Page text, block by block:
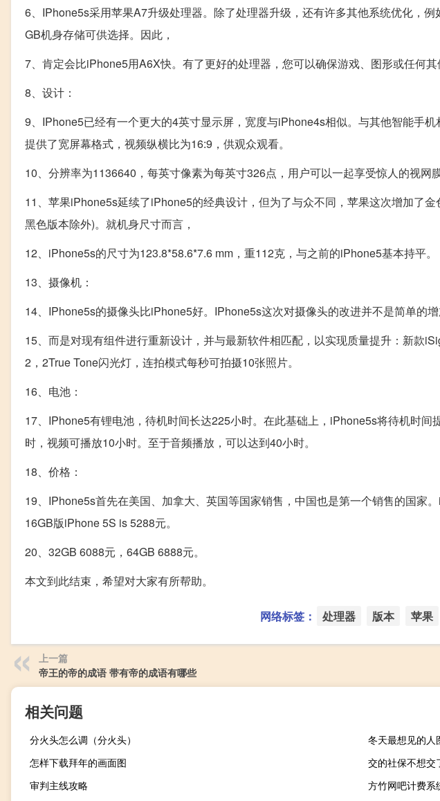
6、IPhone5s采用苹果A7升级处理器。除了处理器升级，还有许多其他系统优化，
GB机身存储可供选择。因此，
7、肯定会比iPhone5用A6X快。有了更好的处理器，您可以确保游戏、图形或任何其
8、设计：
9、IPhone5已经有一个更大的4英寸显示屏，宽度与iPhone4s相似。与其他智能手
提供了宽屏幕格式，视频纵横比为16:9，供观众观看。
10、分辨率为1136640，每英寸像素为每英寸326点，用户可以一起享受惊人的视网膜
11、苹果iPhone5s延续了iPhone5的经典设计，但为了与众不同，苹果这次增加了
黑色版本除外)。就机身尺寸而言，
12、iPhone5s的尺寸为123.8*58.6*7.6 mm，重112克，与之前的iPhone5基本持平。
13、摄像机：
14、IPhone5s的摄像头比iPhone5好。IPhone5s这次对摄像头的改进并不是简单的增
15、而是对现有组件进行重新设计，并与最新软件相匹配，以实现质量提升：新款
2，2True Tone闪光灯，连拍模式每秒可拍摄10张照片。
16、电池：
17、IPhone5有锂电池，待机时间长达225小时。在此基础上，iPhone5s将待机时
时，视频可播放10小时。至于音频播放，可以达到40小时。
18、价格：
19、IPhone5s首先在美国、加拿大、英国等国家销售，中国也是第一个销售的国家
16GB版iPhone 5S is 5288元。
20、32GB 6088元，64GB 6888元。
本文到此结束，希望对大家有所帮助。
网络标签： 处理器 版本 苹果
上一篇
帝王的帝的成语 带有帝的成语有哪些
相关问题
分火头怎么调（分火头）
冬天最想见的人
怎样下载拜年的画面图
交的社保不想交
审判主线攻略